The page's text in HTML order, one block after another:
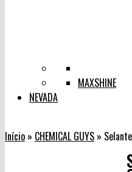
MAXSHINE
NEVADA
Início » CHEMICAL GUYS »